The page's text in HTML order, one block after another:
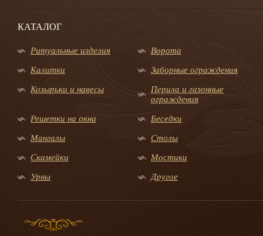
КАТАЛОГ
Ритуальные изделия Ворота
Калитки Заборные ограждения
Козырьки и навесы
Перила и газонные
ограждения
Решетки на окна Беседки
Мангалы Столы
Скамейки Мостики
Урны Другое